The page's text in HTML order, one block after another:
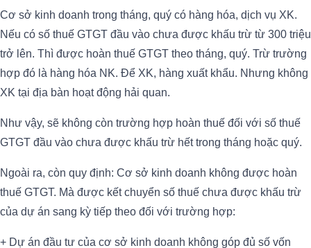
Cơ sở kinh doanh trong tháng, quý có hàng hóa, dịch vụ XK.
Nếu có số thuế GTGT đầu vào chưa được khấu trừ từ 300 triệu
trở lên. Thì được hoàn thuế GTGT theo tháng, quý. Trừ trường
hợp đó là hàng hóa NK. Để XK, hàng xuất khẩu. Nhưng không
XK tại địa bàn hoạt động hải quan.
Như vậy, sẽ không còn trường hợp hoàn thuế đối với số thuế
GTGT đầu vào chưa được khấu trừ hết trong tháng hoặc quý.
Ngoài ra, còn quy định: Cơ sở kinh doanh không được hoàn
thuế GTGT. Mà được kết chuyển số thuế chưa được khấu trừ
của dự án sang kỳ tiếp theo đối với trường hợp:
+ Dự án đầu tư của cơ sở kinh doanh không góp đủ số vốn